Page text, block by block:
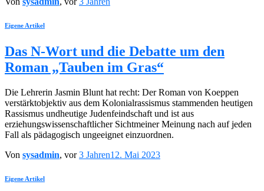
Eigene Artikel
Das N-Wort und die Debatte um den
Roman „Tauben im Gras“
Die Lehrerin Jasmin Blunt hat recht: Der Roman von Koeppen
verstärktobjektiv aus dem Kolonialrassismus stammenden heutigen
Rassismus undheutige Judenfeindschaft und ist aus
erziehungswissenschaftlicher Sichtmeiner Meinung nach auf jeden
Fall als pädagogisch ungeeignet einzuordnen.
Von sysadmin, vor3 Jahren12. Mai 2023
Eigene Artikel